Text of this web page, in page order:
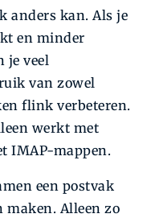
anders kan. Als je
en minder
je veel
van zowel
flink verbeteren.
werkt met
IMAP-mappen.
een postvak
maken. Alleen zo